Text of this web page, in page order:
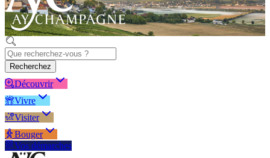
Recherchez
Découvrir
Vivre
Visiter
Bouger
Vos démarches